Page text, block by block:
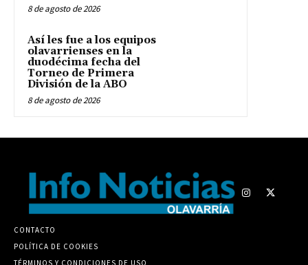
8 de agosto de 2026
Así les fue a los equipos
olavarrienses en la
duodécima fecha del
Torneo de Primera
División de la ABO
8 de agosto de 2026
CONTACTO
POLÍTICA DE COOKIES
TÉRMINOS Y CONDICIONES DE USO